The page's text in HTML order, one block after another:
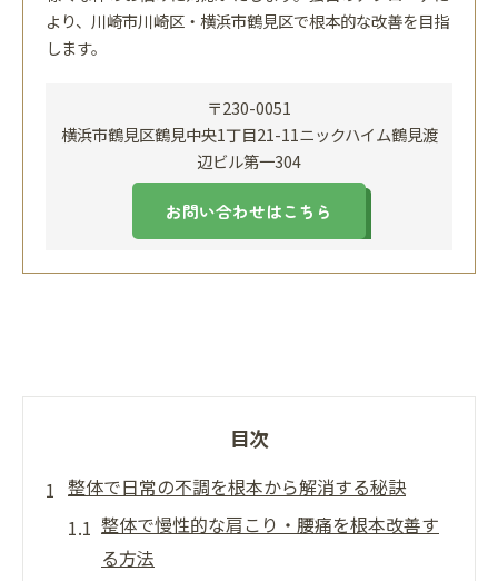
より、川崎市川崎区・横浜市鶴見区で根本的な改善を目指
します。
〒230-0051
横浜市鶴見区鶴見中央1丁目21-11ニックハイム鶴見渡
辺ビル第一304
お問い合わせはこちら
目次
整体で日常の不調を根本から解消する秘訣
整体で慢性的な肩こり・腰痛を根本改善す
る方法